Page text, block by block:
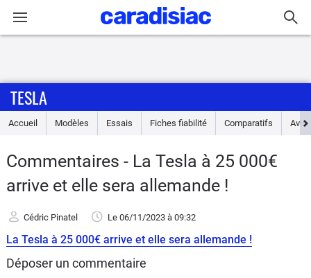
Accueil
Essais
d'achat
Electriques
TESLA
Accueil Modèles Essais Fiches fiabilité Comparatifs Avis
Commentaires - La Tesla à 25 000€
arrive et elle sera allemande !
Cédric Pinatel Le 06/11/2023 à 09:32
La Tesla à 25 000€ arrive et elle sera allemande !
Déposer un commentaire